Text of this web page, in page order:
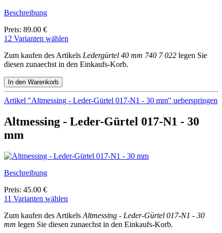
Beschreibung
Preis: 89.00 €
12 Varianten wählen
Zum kaufen des Artikels Ledergürtel 40 mm 740 7 022 legen Sie
diesen zunaechst in den Einkaufs-Korb.
Artikel "Altmessing - Leder-Gürtel 017-N1 - 30 mm" ueberspringen
Altmessing - Leder-Gürtel 017-N1 - 30
mm
Beschreibung
Preis: 45.00 €
11 Varianten wählen
Zum kaufen des Artikels Altmessing - Leder-Gürtel 017-N1 - 30
mm legen Sie diesen zunaechst in den Einkaufs-Korb.